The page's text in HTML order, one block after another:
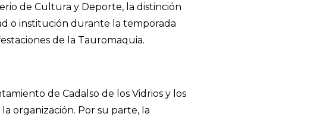
de Cultura y Deporte, la distinción
o institución durante la temporada
de la Tauromaquia.
de Cadalso de los Vidrios y los
organización. Por su parte, la